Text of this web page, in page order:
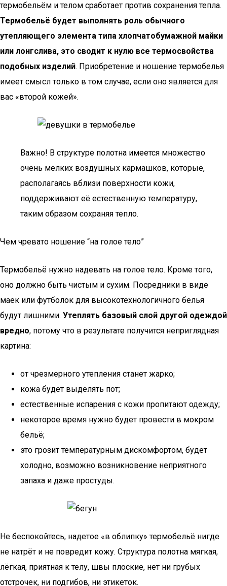
термобельём и телом сработает против сохранения тепла.
Термобельё будет выполнять роль обычного
утепляющего элемента типа хлопчатобумажной майки
или лонгслива, это сводит к нулю все термосвойства
подобных изделий. Приобретение и ношение термобелья
имеет смысл только в том случае, если оно является для
вас «второй кожей».
Важно! В структуре полотна имеется множество
очень мелких воздушных кармашков, которые,
располагаясь вблизи поверхности кожи,
поддерживают её естественную температуру,
таким образом сохраняя тепло.
Чем чревато ношение “на голое тело”
Термобельё нужно надевать на голое тело. Кроме того,
оно должно быть чистым и сухим. Посредники в виде
маек или футболок для высокотехнологичного белья
будут лишними. Утеплять базовый слой другой одеждой
вредно, потому что в результате получится неприглядная
картина:
от чрезмерного утепления станет жарко;
кожа будет выделять пот;
естественные испарения с кожи пропитают одежду;
некоторое время нужно будет провести в мокром
бельё;
это грозит температурным дискомфортом, будет
холодно, возможно возникновение неприятного
запаха и даже простуды.
Не беспокойтесь, надетое «в облипку» термобельё нигде
не натрёт и не повредит кожу. Структура полотна мягкая,
лёгкая, приятная к телу, швы плоские, нет ни грубых
отстрочек, ни подгибов, ни этикеток.